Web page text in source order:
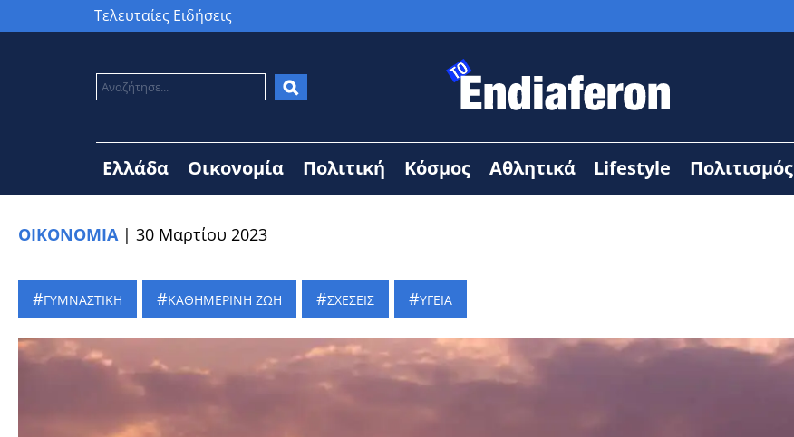
Τελευταίες Ειδήσεις
Ελλάδα Οικονομία Πολιτική Κόσμος Αθλητικά Lifestyle Πολιτισμός
ΟΙΚΟΝΟΜΙΑ| 30 Μαρτίου 2023
ΓΥΜΝΑΣΤΙΚΗ ΚΑΘΗΜΕΡΙΝΗ ΖΩΗ ΣΧΕΣΕΙΣ ΥΓΕΙΑ